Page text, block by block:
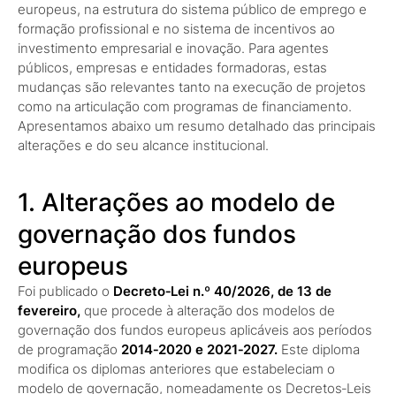
europeus, na estrutura do sistema público de emprego e
formação profissional e no sistema de incentivos ao
investimento empresarial e inovação. Para agentes
públicos, empresas e entidades formadoras, estas
mudanças são relevantes tanto na execução de projetos
como na articulação com programas de financiamento.
Apresentamos abaixo um resumo detalhado das principais
alterações e do seu alcance institucional.
1. Alterações ao modelo de
governação dos fundos
europeus
Foi publicado o Decreto‑Lei n.º 40/2026, de 13 de
fevereiro, que procede à alteração dos modelos de
governação dos fundos europeus aplicáveis aos períodos
de programação 2014‑2020 e 2021‑2027. Este diploma
modifica os diplomas anteriores que estabeleciam o
modelo de governação, nomeadamente os Decretos‑Leis